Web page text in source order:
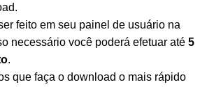
feito em seu painel de usuário na
necessário você poderá efetuar até 5
.
que faça o download o mais rápido